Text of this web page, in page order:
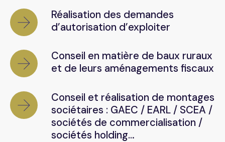
Réalisation des demandes
d’autorisation d’exploiter
Conseil en matière de baux ruraux
et de leurs aménagements fiscaux
Conseil et réalisation de montages
sociétaires : GAEC / EARL / SCEA /
sociétés de commercialisation /
sociétés holding…